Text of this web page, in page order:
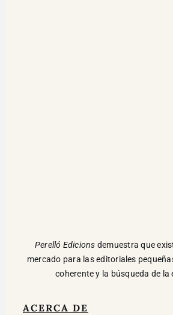
Perelló Edicions demuestra que
mercado para las editoriales
coherente y la búsqueda de la
ACERCA DE